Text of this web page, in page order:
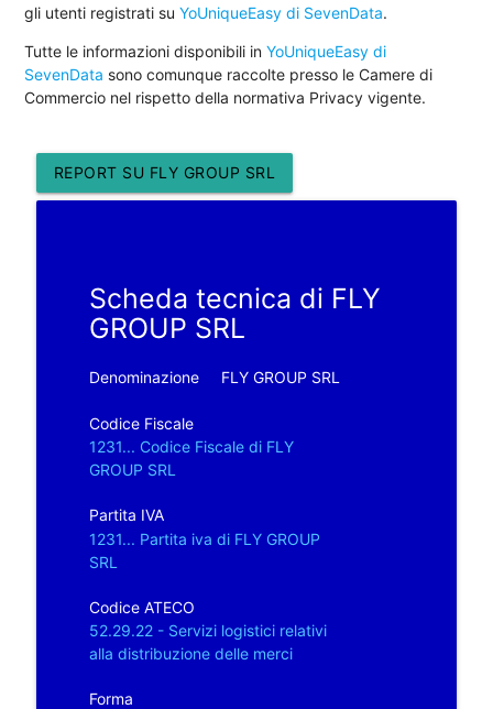
gli utenti registrati suYoUniqueEasy di SevenData.
Tutte le informazioni disponibili inYoUniqueEasy di
SevenData sono comunque raccolte presso le Camere di
Commercio nel rispetto della normativa Privacy vigente.
REPORT SU FLY GROUP SRL
Scheda tecnica di FLY
GROUP SRL
Denominazione FLY GROUP SRL
Codice Fiscale
1231... Codice Fiscale di FLY
GROUP SRL
Partita IVA
1231... Partita iva di FLY GROUP
SRL
Codice ATECO
52.29.22 - Servizi logistici relativi
alla distribuzione delle merci
Forma